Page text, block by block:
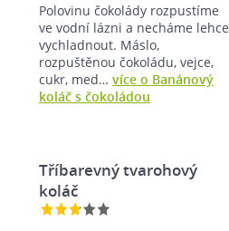
Polovinu čokolády rozpustíme
ve vodní lázni a necháme lehce
vychladnout. Máslo,
rozpuštěnou čokoládu, vejce,
cukr, med… více o Banánový
koláč s čokoládou
Tříbarevný tvarohový
koláč